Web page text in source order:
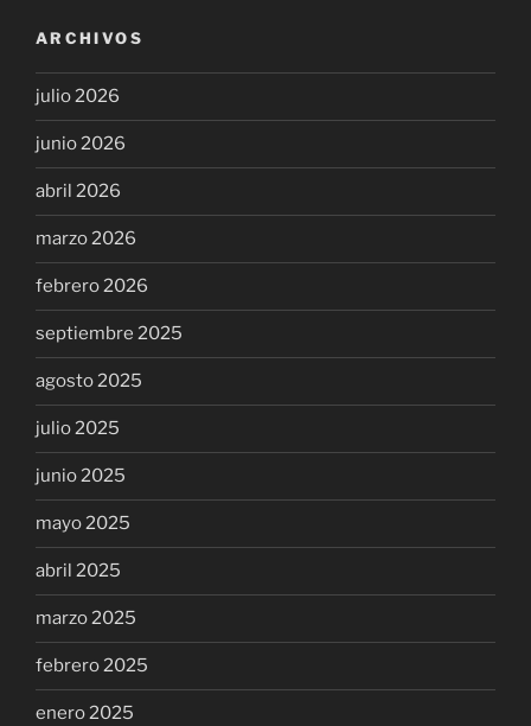
ARCHIVOS
julio 2026
junio 2026
abril 2026
marzo 2026
febrero 2026
septiembre 2025
agosto 2025
julio 2025
junio 2025
mayo 2025
abril 2025
marzo 2025
febrero 2025
enero 2025